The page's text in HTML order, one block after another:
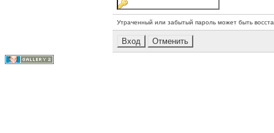
Утраченный или забытый пароль может быть